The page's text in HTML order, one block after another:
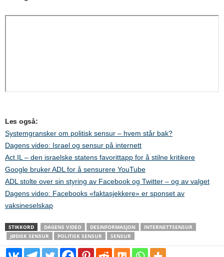
Les også:
Systemgransker om politisk sensur – hvem står bak?
Dagens video: Israel og sensur på internett
Act.IL – den israelske statens favorittapp for å stilne kritikere
Google bruker ADL for å sensurere YouTube
ADL stolte over sin styring av Facebook og Twitter – og av valget
Dagens video: Facebooks «faktasjekkere» er sponset av
vaksineselskap
STIKKORD DAGENS VIDEO DESINFORMASJON
INTERNETTSENSUR
JØDISK SENSUR
POLITISK SENSUR SENSUR